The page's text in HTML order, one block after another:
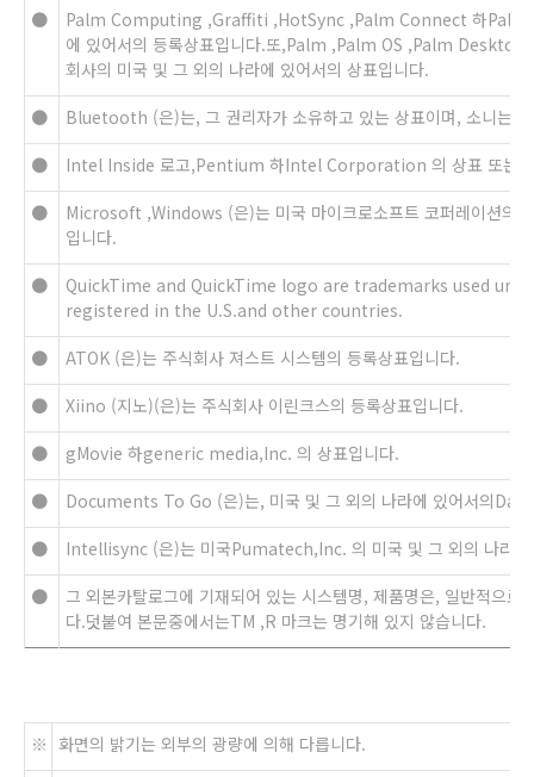
●
Palm Computing ,Graffiti ,HotSync ,Palm Connect 하
에 있어서의 등록상표입니다.또,Palm ,Palm OS ,Palm
회사의 미국 및 그 외의 나라에 있어서의 상표입니다.
●
Bluetooth (은)는, 그 권리자가 소유하고 있는 상표이며, 소니는
●
Intel Inside 로고,Pentium 하Intel Corporation 의 상표 또는
●
Microsoft ,Windows (은)는 미국 마이크로소프트 코퍼레이션의
입니다.
●
QuickTime and QuickTime logo are trademarks used
registered in the U.S.and other countries.
●
ATOK (은)는 주식회사 져스트 시스템의 등록상표입니다.
●
Xiino (지노)(은)는 주식회사 이린크스의 등록상표입니다.
●
gMovie 하generic media,Inc. 의 상표입니다.
●
Documents To Go (은)는, 미국 및 그 외의 나라에 있어서의
●
Intellisync (은)는 미국Pumatech,Inc. 의 미국 및 그 외의 나라에
●
그 외본카탈로그에 기재되어 있는 시스템명, 제품명은, 일반적으로
다.덧붙여 본문중에서는TM ,R 마크는 명기해 있지 않습니다.
※ 화면의 밝기는 외부의 광량에 의해 다릅니다.